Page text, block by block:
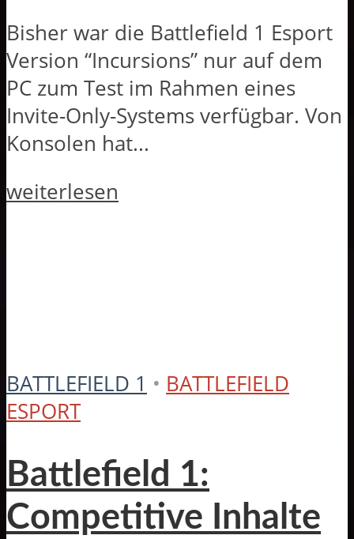
Bisher war die Battlefield 1 Esport
Version “Incursions” nur auf dem
PC zum Test im Rahmen eines
Invite-Only-Systems verfügbar. Von
Konsolen hat...
weiterlesen
BATTLEFIELD 1 • BATTLEFIELD
ESPORT
Battlefield 1:
Competitive Inhalte